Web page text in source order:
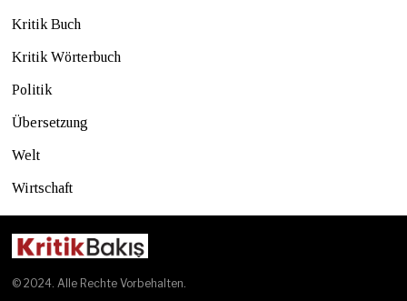
Kritik Buch
Kritik Wörterbuch
Politik
Übersetzung
Welt
Wirtschaft
© 2024. Alle Rechte Vorbehalten.